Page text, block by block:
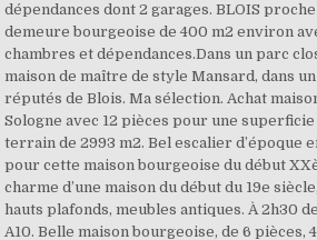
dépendances dont 2 garages. BLOIS
demeure bourgeoise de 400 m2 environ
chambres et dépendances.Dans un parc
maison de maître de style Mansard, dans
réputés de Blois. Ma sélection. Achat
Sologne avec 12 pièces pour une
terrain de 2993 m2. Bel escalier d’époque
pour cette maison bourgeoise du début
charme d’une maison du début du 19e
hauts plafonds, meubles antiques. À 2h30
A10. Belle maison bourgeoise, de 6 pièces,